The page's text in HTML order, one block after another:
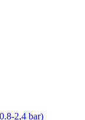
2,4 bar)